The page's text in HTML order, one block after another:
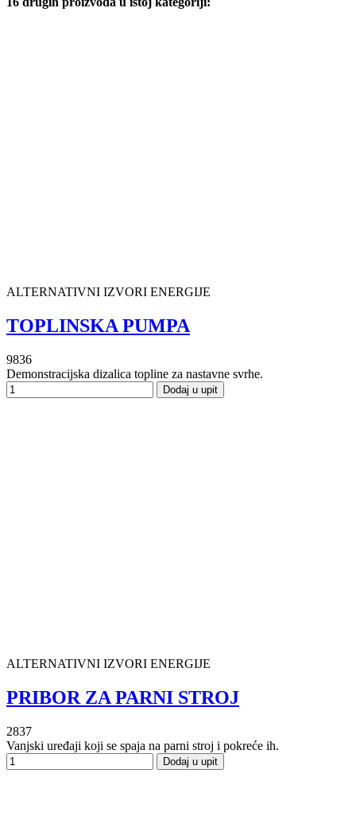
ALTERNATIVNI IZVORI ENERGIJE
TOPLINSKA PUMPA
9836
Demonstracijska dizalica topline za nastavne svrhe.
Dodaj u upit
ALTERNATIVNI IZVORI ENERGIJE
PRIBOR ZA PARNI STROJ
2837
Vanjski uređaji koji se spaja na parni stroj i pokreće ih.
Dodaj u upit